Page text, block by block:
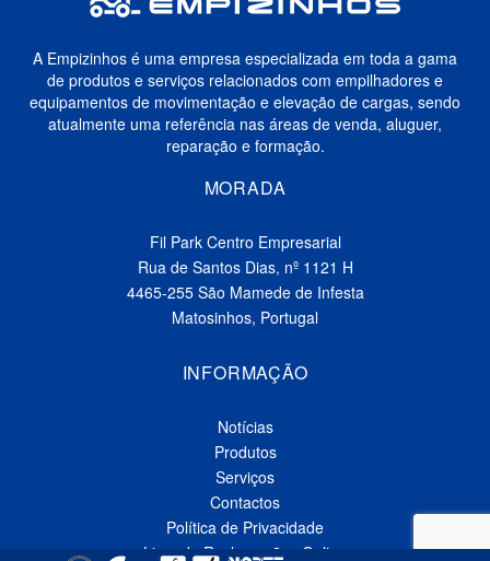
A Empizinhos é uma empresa especializada em toda a gama
de produtos e serviços relacionados com empilhadores e
equipamentos de movimentação e elevação de cargas, sendo
atualmente uma referência nas áreas de venda, aluguer,
reparação e formação.
MORADA
Fil Park Centro Empresarial
Rua de Santos Dias, nº 1121 H
4465-255 São Mamede de Infesta
Matosinhos, Portugal
INFORMAÇÃO
Notícias
Produtos
Serviços
Contactos
Política de Privacidade
Livro de Reclamações Online